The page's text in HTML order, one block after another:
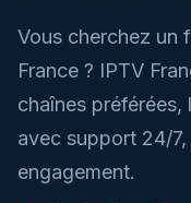
Vous cherchez un
France ? IPTV
chaînes préférées,
avec support 24/
engagement.